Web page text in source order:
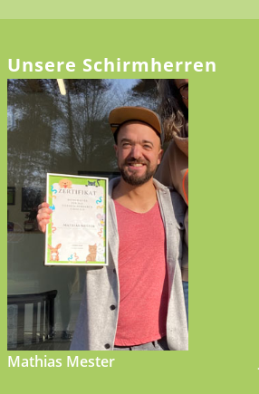
Unsere Schirmherren
Mathias Mester